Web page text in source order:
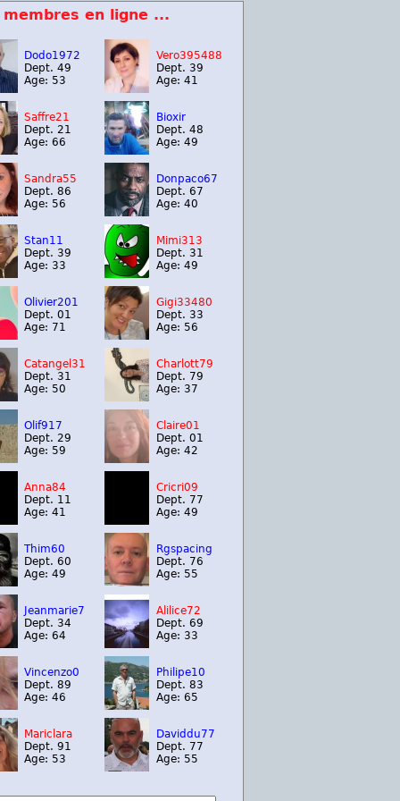
membres en ligne ...
Dodo1972
Dept. 49
Age: 53
Vero395488
Dept. 39
Age: 41
Saffre21
Dept. 21
Age: 66
Bioxir
Dept. 48
Age: 49
Sandra55
Dept. 86
Age: 56
Donpaco67
Dept. 67
Age: 40
Stan11
Dept. 39
Age: 33
Mimi313
Dept. 31
Age: 49
Olivier201
Dept. 01
Age: 71
Gigi33480
Dept. 33
Age: 56
Catangel31
Dept. 31
Age: 50
Charlott79
Dept. 79
Age: 37
Olif917
Dept. 29
Age: 59
Claire01
Dept. 01
Age: 42
Anna84
Dept. 11
Age: 41
Cricri09
Dept. 77
Age: 49
Thim60
Dept. 60
Age: 49
Rgspacing
Dept. 76
Age: 55
Jeanmarie7
Dept. 34
Age: 64
Alilice72
Dept. 69
Age: 33
Vincenzo0
Dept. 89
Age: 46
Philipe10
Dept. 83
Age: 65
Mariclara
Dept. 91
Age: 53
Daviddu77
Dept. 77
Age: 55